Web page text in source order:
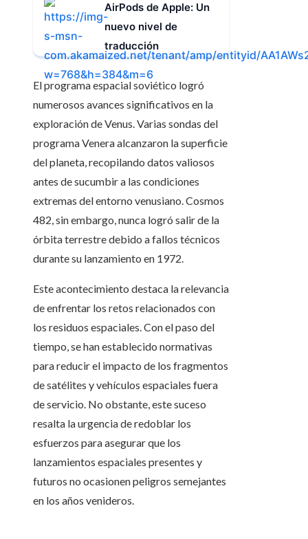
AirPods de Apple: Un
nuevo nivel de
traducción
El programa espacial soviético logró
numerosos avances significativos en la
exploración de Venus. Varias sondas del
programa Venera alcanzaron la superficie
del planeta, recopilando datos valiosos
antes de sucumbir a las condiciones
extremas del entorno venusiano. Cosmos
482, sin embargo, nunca logró salir de la
órbita terrestre debido a fallos técnicos
durante su lanzamiento en 1972.
Este acontecimiento destaca la relevancia
de enfrentar los retos relacionados con
los residuos espaciales. Con el paso del
tiempo, se han establecido normativas
para reducir el impacto de los fragmentos
de satélites y vehículos espaciales fuera
de servicio. No obstante, este suceso
resalta la urgencia de redoblar los
esfuerzos para asegurar que los
lanzamientos espaciales presentes y
futuros no ocasionen peligros semejantes
en los años venideros.